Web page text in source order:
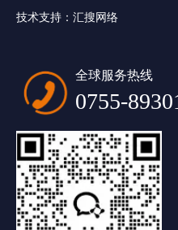
技术支持： 汇搜网络
全球服务热线
0755-